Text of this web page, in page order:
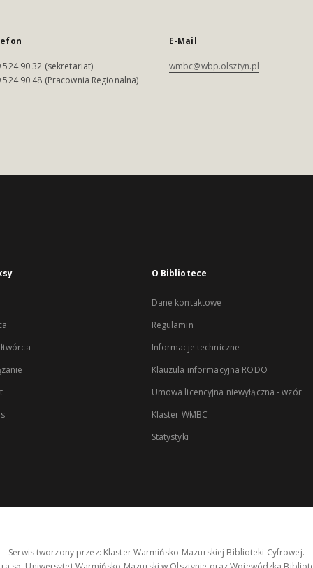
524 90 32 (sekretariat)
524 90 48 (Pracownia Regionalna)
E-Mail
wmbc@wbp.olsztyn.pl
O Bibliotece
Dane kontaktowe
Regulamin
Informacje techniczne
Klauzula informacyjna RODO
Umowa licencyjna niewyłączna - wzór
Klaster WMBC
Statystyki
Serwis tworzony przez: Klaster Warmińsko-Mazurskiej Biblioteki Cyfrowej.